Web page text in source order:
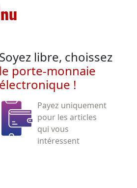
Soyez libre, choissez
le porte-monnaie
électronique !
Payez uniquement
pour les articles
qui vous
intéressent